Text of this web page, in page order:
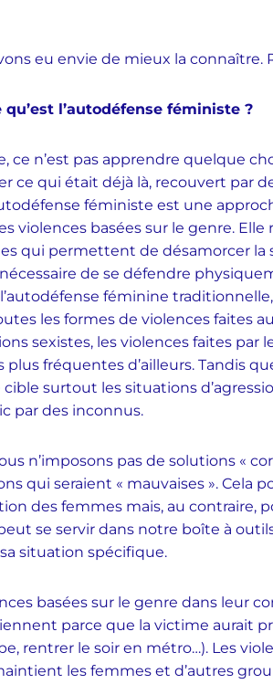
eu envie de mieux la connaître.
l’autodéfense féministe ?
ce n’est pas apprendre quelque
ce qui était déjà là, recouvert par
féministe est une
violences basées sur le genre.
qui permettent de désamorcer la
de se défendre
féminine
les formes de violences faites
sexistes, les violences faites par
plus fréquentes d’ailleurs. Tandis
surtout les situations
par des inconnus.
n’imposons pas de solutions «
qui seraient « mauvaises ». Cela
des femmes mais, au contraire,
se servir dans notre boîte à
situation spécifique.
basées sur le genre dans leur
parce que la victime aurait
rentrer le soir en métro…). Les
les femmes et d’autres